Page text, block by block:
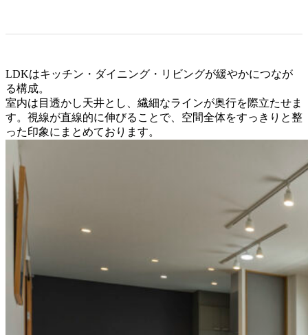
LDKはキッチン・ダイニング・リビングが緩やかにつなが
る構成。
室内は目透かし天井とし、繊細なラインが奥行を際立たせま
す。視線が直線的に伸びることで、空間全体をすっきりと整
った印象にまとめております。